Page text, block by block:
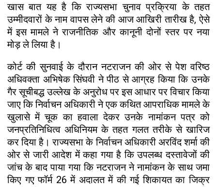
खास बात यह है कि राज्यसभा चुनाव प्रक्रिया के तहत
उम्मीदवारों के नाम वापस लेने की आज आखिरी तारीख है, ऐसे
में इस मामले ने राजनीतिक और कानूनी दोनों स्तर पर नया
मोड़ ले लिया है।
कोर्ट की सुनवाई के दौरान नटराजन की ओर से पेश वरिष्ठ
अधिवक्ता अभिषेक सिंघवी ने पीठ से आग्रह किया कि उनके
गैर सूचीबद्ध उल्लेख के अनुरोध पर इस आधार पर विचार किया
जाए कि निर्वाचन अधिकारी ने एक कथित आपराधिक मामले के
खुलासे में चूक का हवाला देकर उनके नामांकन पत्र को
जनप्रतिनिधित्व अधिनियम के तहत गलत तरीके से खारिज
कर दिया है। राज्यसभा के निर्वाचन अधिकारी अरविंद शर्मा की
ओर से जारी आदेश में कहा गया है कि उपलब्ध दस्तावेजों की
जांच के बाद पाया गया कि नटराजन ने नामांकन के साथ जमा
किए गए फॉर्म 26 में अदालत में की गई शिकायत का जिक्र